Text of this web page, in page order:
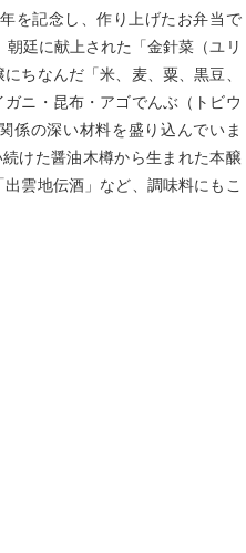
を記念し、作り上げたお弁当で
廷に献上された「金針菜（ユリ
ちなんだ「米、麦、粟、黒豆、
ニ・昆布・アゴでんぶ（トビウ
係の深い材料を盛り込んでいま
けた醤油木樽から生まれた本醸
雲地伝酒」など、調味料にもこ